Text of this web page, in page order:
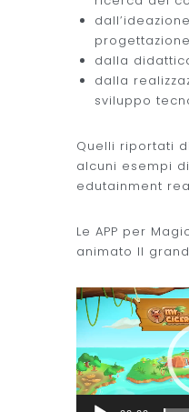
progettazione
dalla
dalla
sviluppo
Quelli riportati
alcuni esempi
edutainment
Le APP per
animato Il
Video
Player